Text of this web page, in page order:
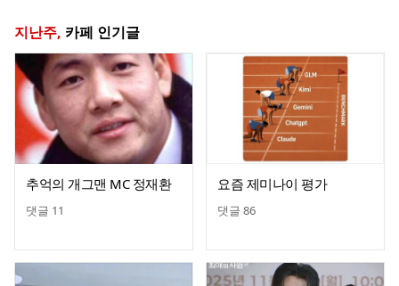
지난주, 카페 인기글
추억의 개그맨 MC 정재환
댓글 11
요즘 제미나이 평가
댓글 86